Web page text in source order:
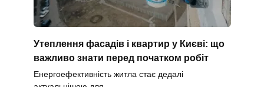
Утеплення фасадів і квартир у Києві: що
важливо знати перед початком робіт
Енергоефективність житла стає дедалі